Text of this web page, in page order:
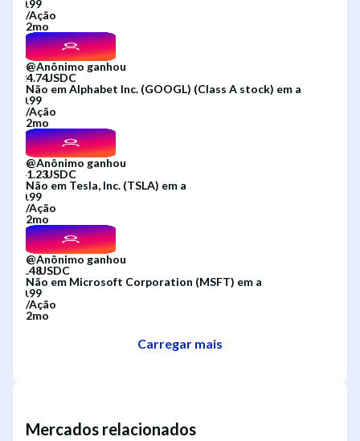
/Ação
2mo
@Anônimo ganhou
Não emAlphabet Inc. (GOOGL) (Class A stock) em a
/Ação
2mo
@Anônimo ganhou
Não em Tesla, Inc. (TSLA) em a
/Ação
2mo
@Anônimo ganhou
Não em Microsoft Corporation (MSFT) em a
/Ação
2mo
Carregar mais
Mercados relacionados